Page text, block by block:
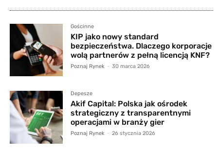
Gościnne
KIP jako nowy standard
bezpieczeństwa. Dlaczego korporacje
wolą partnerów z pełną licencją KNF?
Poznaj Rynek - 30 marca 2026
Depesze
Akif Capital: Polska jak ośrodek
strategiczny z transparentnymi
operacjami w branży gier
Poznaj Rynek - 26 stycznia 2026